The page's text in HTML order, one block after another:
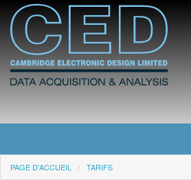
Page d'accueil
PAGE D'ACCUEIL TARIFS